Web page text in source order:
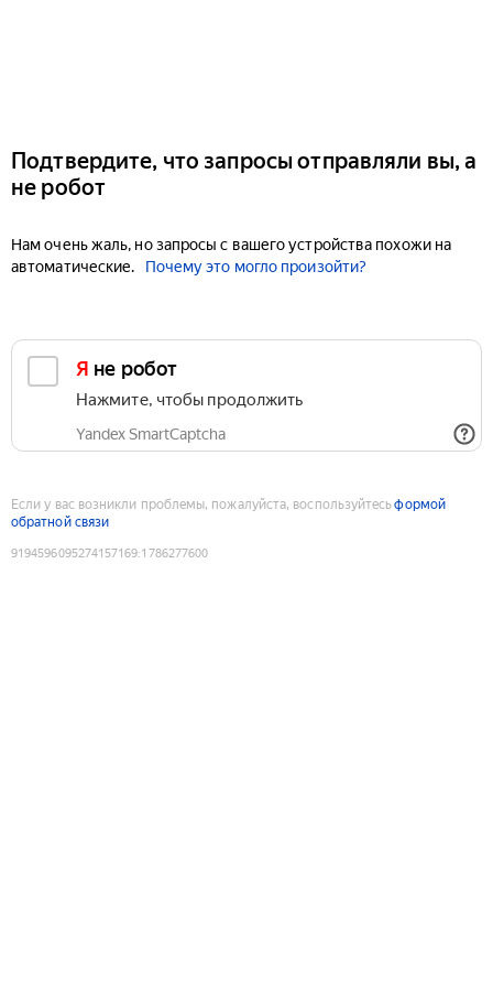
Подтвердите, что запросы отправляли вы, а
не робот
Нам очень жаль, но запросы с вашего устройства похожи на
автоматические.
Почему это могло произойти?
Я не робот
Нажмите, чтобы продолжить
Yandex SmartCaptcha
Если у вас возникли проблемы, пожалуйста, воспользуйтесьформой
обратной связи
9194596095274157169:1786277600